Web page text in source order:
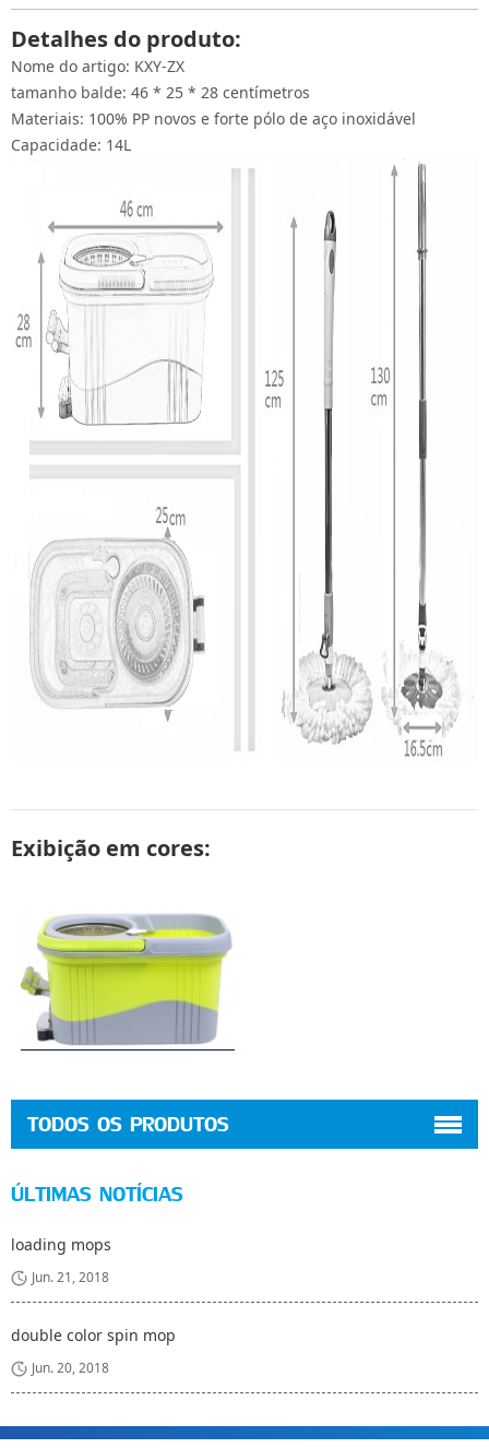
Detalhes do produto:
Nome do artigo: KXY-ZX
tamanho balde: 46 * 25 * 28 centímetros
Materiais: 100% PP novos e forte pólo de aço inoxidável
Capacidade: 14L
Exibição em cores:
TODOS OS PRODUTOS
ÚLTIMAS NOTÍCIAS
loading mops
Jun. 21, 2018
double color spin mop
Jun. 20, 2018